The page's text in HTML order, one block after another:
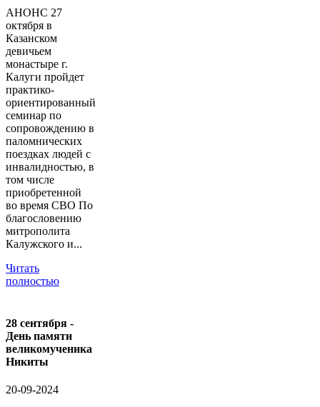
АНОНС 27
октября в
Казанском
девичьем
монастыре г.
Калуги пройдет
практико-
ориентированный
семинар по
сопровождению в
паломнических
поездках людей с
инвалидностью, в
том числе
приобретенной
во время СВО По
благословению
митрополита
Калужского и...
Читать
полностью
28 сентября -
День памяти
великомученика
Никиты
20-09-2024